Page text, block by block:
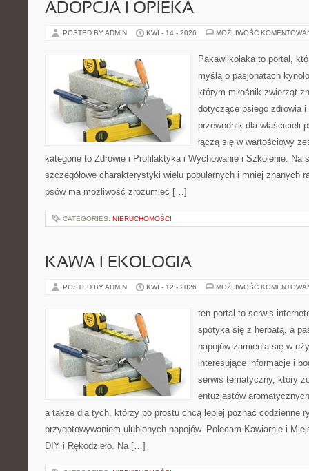
ADOPCJA I OPIEKA
POSTED BY ADMIN KWI - 14 - 2026 MOŻLIWOŚĆ
Pakawilkolaka to portal,
myślą o pasjonatach
którym miłośnik zwierząt
dotyczące psiego zdrowia
przewodnik dla właścicieli
łączą się w wartościowy
kategorie to Zdrowie i Profilaktyka i Wychowanie i Szkolenie. Na
szczegółowe charakterystyki wielu popularnych i mniej znanych
psów ma możliwość zrozumieć […]
CATEGORIES: NIERUCHOMOŚCI
KAWA I EKOLOGIA
POSTED BY ADMIN KWI - 12 - 2026 MOŻLIWOŚĆ
ten portal to serwis
spotyka się z herbatą, a
napojów zamienia się w
interesujące informacje i
serwis tematyczny, który
entuzjastów
a także dla tych, którzy po prostu chcą lepiej poznać codzienne
przygotowywaniem ulubionych napojów. Polecam Kawiarnie i
DIY i Rękodzieło. Na […]